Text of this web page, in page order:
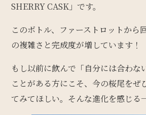
SHERRY CASK」です。
このボトル、ファーストロットから
の複雑さと完成度が増しています！
もし以前に飲んで「自分には合わな
ことがある方にこそ、今の桜尾をぜ
てみてほしい。そんな進化を感じる